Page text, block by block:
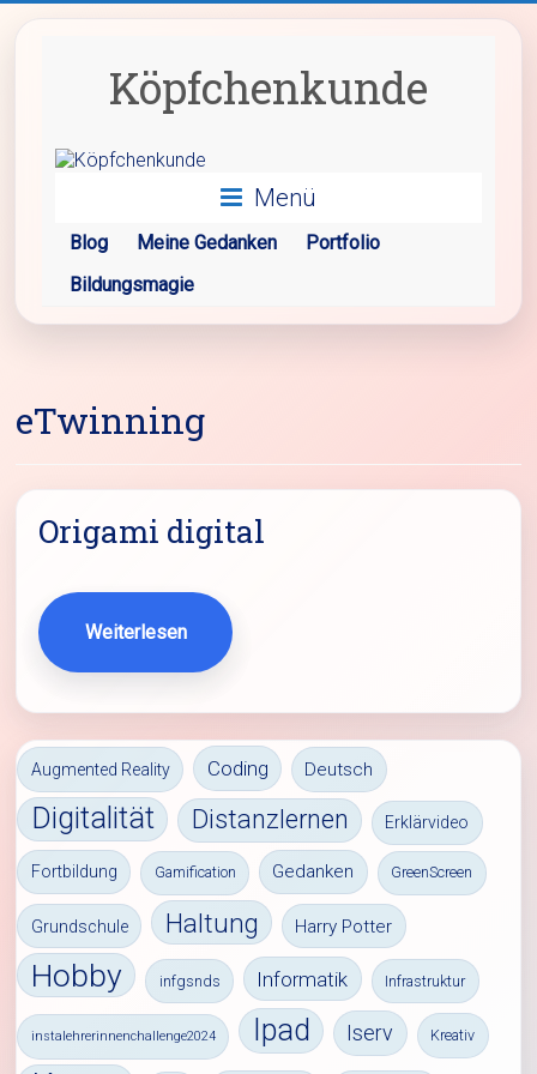
Köpfchenkunde
Menü
Blog Meine Gedanken
Portfolio
Bildungsmagie
eTwinning
Origami digital
Weiterlesen
Augmented Reality Coding Deutsch
Digitalität Distanzlernen Erklärvideo
Fortbildung Gamification Gedanken GreenScreen
Grundschule Haltung Harry Potter
Hobby infgsnds Informatik Infrastruktur
instalehrerinnenchallenge2024 Ipad Iserv Kreativ